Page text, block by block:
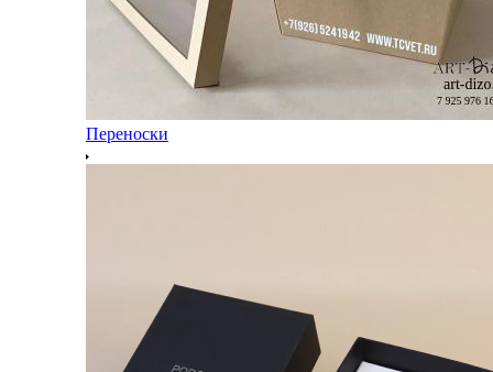
Переноски